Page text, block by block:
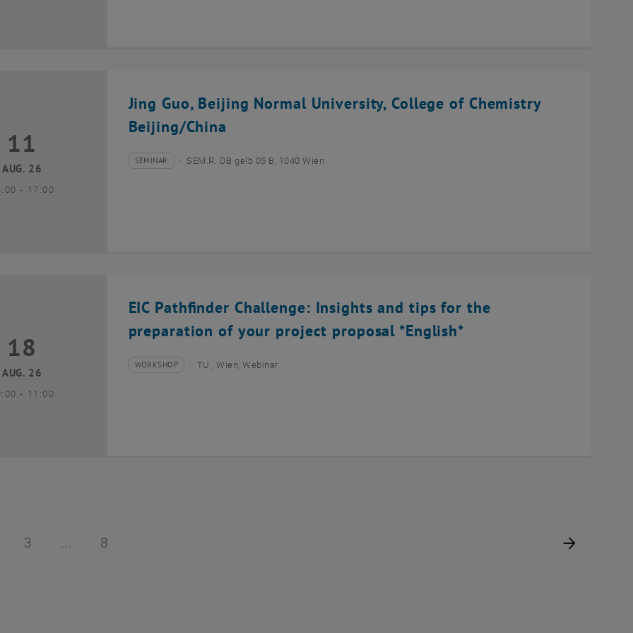
Jing Guo, Beijing Normal University, College of Chemistry
Beijing/China
August 2026
11
AUG. 26
- bis
17:00
Veranstaltungstyp:
SEMINAR
Veranstaltungsort:SEM.R. DB gelb 05 B, 1040 Wien
EIC Pathfinder Challenge: Insights and tips for the
preparation of your project proposal *English*
August 2026
18
AUG. 26
- bis
11:00
Veranstaltungstyp:
WORKSHOP
Veranstaltungsort:TU , Wien, Webinar
8
2 von 8
Seite 3 von 8
3 Seite 8 von 8
8